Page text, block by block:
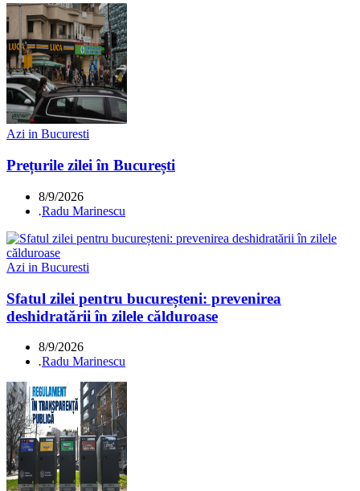
Azi in Bucuresti
Prețurile zilei în București
8/9/2026
.Radu Marinescu
Azi in Bucuresti
Sfatul zilei pentru bucureșteni: prevenirea
deshidratării în zilele călduroase
8/9/2026
.Radu Marinescu